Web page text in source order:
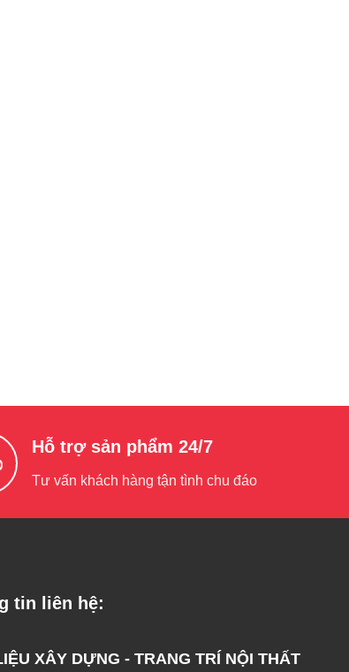
Hỗ trợ sản phẩm 24/7
Tư vấn khách hàng tận tình chu đáo
tin liên hệ:
XÂY DỰNG - TRANG TRÍ NỘI THẤT